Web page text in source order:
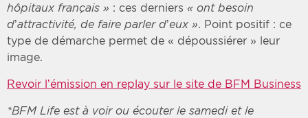
hôpitaux français » : ces derniers « ont besoin
d’attractivité, de faire parler d’eux ». Point positif : ce
type de démarche permet de « dépoussiérer » leur
image.
Revoir l’émission en replay sur le site de BFM Business
*BFM Life est à voir ou écouter le samedi et le